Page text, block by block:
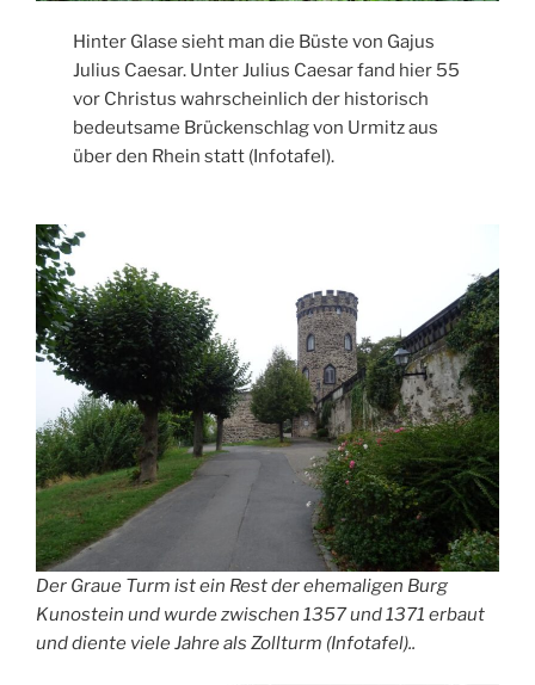
Hinter Glase sieht man die Büste von Gajus
Julius Caesar. Unter Julius Caesar fand hier 55
vor Christus wahrscheinlich der historisch
bedeutsame Brückenschlag von Urmitz aus
über den Rhein statt (Infotafel).
Der Graue Turm ist ein Rest der ehemaligen Burg
Kunostein und wurde zwischen 1357 und 1371 erbaut
und diente viele Jahre als Zollturm (Infotafel)..